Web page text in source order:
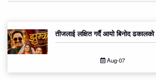
तीजलाई लक्षित गर्दै आयो बिनोद
Aug-07